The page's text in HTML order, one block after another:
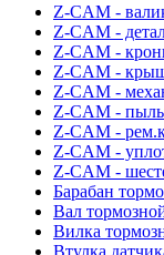
Z-CAM -
Z-CAM -
Z-CAM -
Z-CAM -
Z-CAM -
Z-CAM -
Z-CAM -
Z-CAM -
Z-CAM -
Барабан
Вал
Вилка
Втулка